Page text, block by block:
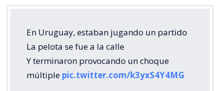
En Uruguay, estaban jugando un partido
La pelota se fue a la calle
Y terminaron provocando un choque
múltiple pic.twitter.com/k3yxS4Y4MG